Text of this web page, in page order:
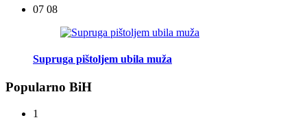
07 08
Supruga pištoljem ubila muža
Popularno BiH
1